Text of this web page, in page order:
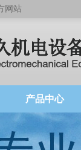
网站
产品中心